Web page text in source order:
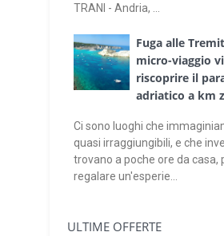
TRANI - Andria, ...
Fuga alle
micro-viaggio
riscoprire il
adriatico a km
Ci sono luoghi che
quasi irraggiungibili, e che
trovano a poche ore da casa,
regalare un'esperie...
ULTIME OFFERTE